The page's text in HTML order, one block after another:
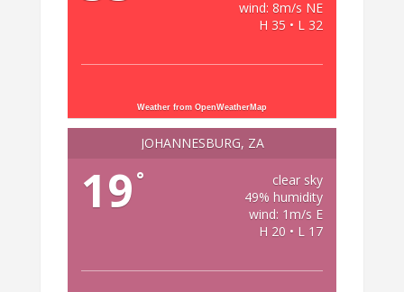
wind: 8m/s NE
H 35 • L 32
Weather from OpenWeatherMap
JOHANNESBURG, ZA
19 °
clear sky
49% humidity
wind: 1m/s E
H 20 • L 17